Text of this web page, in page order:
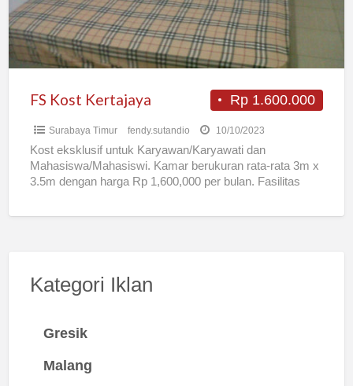
Rp 1.600.000
FS Kost Kertajaya
Surabaya Timur fendy.sutandio 10/10/2023
Kost eksklusif untuk Karyawan/Karyawati dan
Mahasiswa/Mahasiswi. Kamar berukuran rata-rata 3m x
3.5m dengan harga Rp 1,600,000 per bulan. Fasilitas
Kategori Iklan
Gresik
Malang